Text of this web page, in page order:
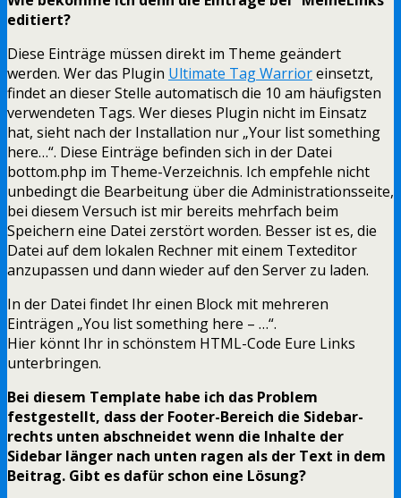
editiert?
Diese Einträge müssen direkt im Theme geändert
werden. Wer das Plugin Ultimate Tag Warrioreinsetzt,
findet an dieser Stelle automatisch die 10 am häufigsten
verwendeten Tags. Wer dieses Plugin nicht im Einsatz
hat, sieht nach der Installation nur „Your list something
here…“. Diese Einträge befinden sich in der Datei
bottom.php im Theme-Verzeichnis. Ich empfehle nicht
unbedingt die Bearbeitung über die Administrationsseite,
bei diesem Versuch ist mir bereits mehrfach beim
Speichern eine Datei zerstört worden. Besser ist es, die
Datei auf dem lokalen Rechner mit einem Texteditor
anzupassen und dann wieder auf den Server zu laden.
In der Datei findet Ihr einen Block mit mehreren
Einträgen „You list something here – …“.
Hier könnt Ihr in schönstem HTML-Code Eure Links
unterbringen.
Bei diesem Template habe ich das Problem
festgestellt, dass der Footer-Bereich die Sidebar-
rechts unten abschneidet wenn die Inhalte der
Sidebar länger nach unten ragen als der Text in dem
Beitrag. Gibt es dafür schon eine Lösung?